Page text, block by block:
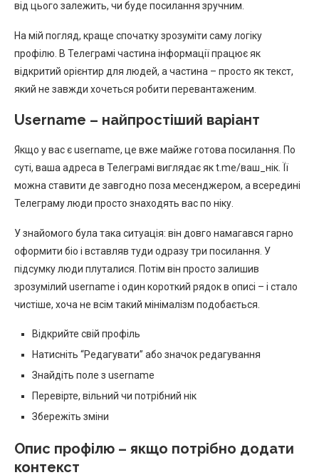
від цього залежить, чи буде посилання зручним.
На мій погляд, краще спочатку зрозуміти саму логіку
профілю. В Телеграмі частина інформації працює як
відкритий орієнтир для людей, а частина – просто як текст,
який не завжди хочеться робити перевантаженим.
Username – найпростіший варіант
Якщо у вас є username, це вже майже готова посилання. По
суті, ваша адреса в Телеграмі виглядає як t.me/ваш_нік. Її
можна ставити де завгодно поза месенджером, а всередині
Телеграму люди просто знаходять вас по ніку.
У знайомого була така ситуація: він довго намагався гарно
оформити біо і вставляв туди одразу три посилання. У
підсумку люди плуталися. Потім він просто залишив
зрозумілий username і один короткий рядок в описі – і стало
чистіше, хоча не всім такий мінімалізм подобається.
Відкрийте свій профіль
Натисніть “Редагувати” або значок редагування
Знайдіть поле з username
Перевірте, вільний чи потрібний нік
Збережіть зміни
Опис профілю – якщо потрібно додати
контекст